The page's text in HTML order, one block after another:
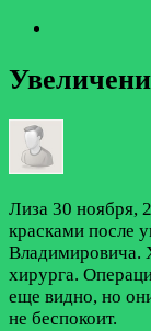
Лиза 30 ноября,
красками после
Владимировича.
хирурга.
еще видно, но
не беспокоит.